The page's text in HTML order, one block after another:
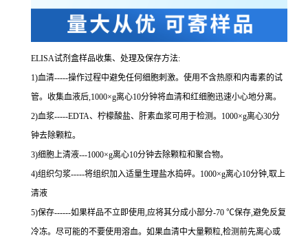
ELISA试剂盒样品收集、处理及保存方法:
1)血清-----操作过程中避免任何细胞刺激。使用不含热原和内毒素的试
管。收集血液后,1000×g离心10分钟将血清和红细胞迅速小心地分离。
2)血浆-----EDTA、柠檬酸盐、肝素血浆可用于检测。 1000×g离心30分
钟去除颗粒。
3)细胞上清液---1000×g离心10分钟去除颗粒和聚合物。
4)组织匀浆-----将组织加入适量生理盐水捣碎。 1000×g离心10分钟,取上
清液
5)保存------如果样品不立即使用,应将其分成小部分-70 ℃保存,避免反复
冷冻。尽可能的不要使用溶血。如果血清中大量颗粒,检测前先离心或